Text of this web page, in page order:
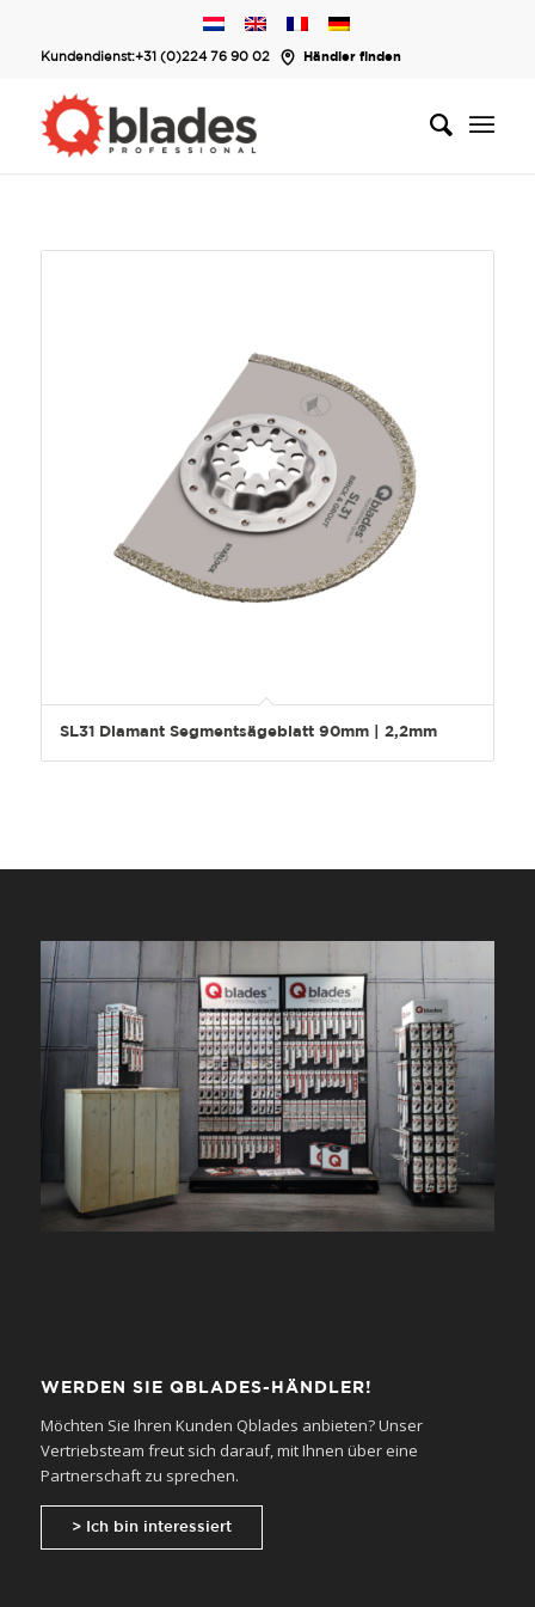
Kundendienst:+31 (0)224 76 90 02 Händler finden
SL31 Diamant Segmentsägeblatt 90mm | 2,2mm
WERDEN SIE QBLADES-HÄNDLER!
Möchten Sie Ihren Kunden Qblades anbieten? Unser
Vertriebsteam freut sich darauf, mit Ihnen über eine
Partnerschaft zu sprechen.
> Ich bin interessiert